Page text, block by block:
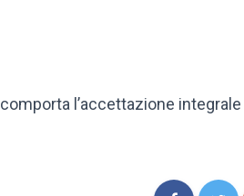
comporta l’accettazione integrale